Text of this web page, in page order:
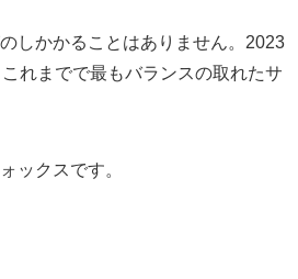
しかかることはありません。2023
れまでで最もバランスの取れたサ
ックスです。